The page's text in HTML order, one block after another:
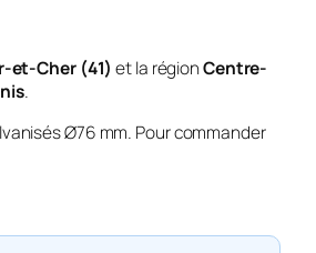
et-Cher (41) et la régionCentre-
.
Ø76 mm. Pour commander